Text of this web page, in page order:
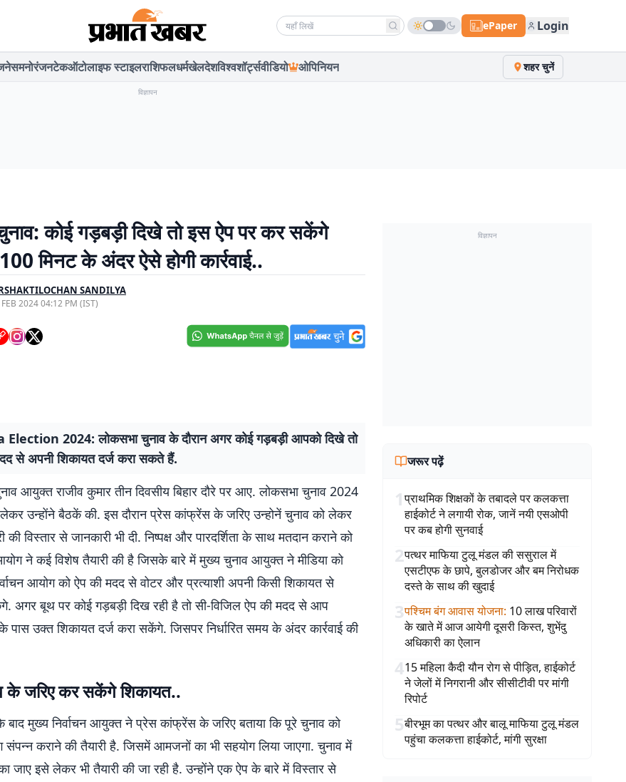
Search news ePaper Login
मनोरंजनटेकऑटोलाइफ स्टाइलराशिफलधर्मखेलदेशविश्वशॉर्ट्सवीडियो ओपिनियन शहर चुनें
विज्ञापन
कोई गड़बड़ी दिखे तो इस ऐप पर कर सकेंगे
मिनट के अंदर ऐसे होगी कार्रवाई..
SANDILYA
FEB 2024 04:12 PM (IST)
2024: लोकसभा चुनाव के दौरान अगर कोई गड़बड़ी आपको दिखे तो
से अपनी शिकायत दर्ज करा सकते हैं.
आयुक्त राजीव कुमार तीन दिवसीय बिहार दौरे पर आए. लोकसभा चुनाव 2024
लेकर उन्होंने बैठकें की. इस दौरान प्रेस कांफ्रेंस के जरिए उन्होनें चुनाव को लेकर
की विस्तार से जानकारी भी दी. निष्पक्ष और पारदर्शिता के साथ मतदान कराने को
ने कई विशेष तैयारी की है जिसके बारे में मुख्य चुनाव आयुक्त ने मीडिया को
आयोग को ऐप की मदद से वोटर और प्रत्याशी अपनी किसी शिकायत से
अगर बूथ पर कोई गड़बड़ी दिख रही है तो सी-विजिल ऐप की मदद से आप
पास उक्त शिकायत दर्ज करा सकेंगे. जिसपर निर्धारित समय के अंदर कार्रवाई की
के जरिए कर सकेंगे शिकायत..
बाद मुख्य निर्वाचन आयुक्त ने प्रेस कांफ्रेंस के जरिए बताया कि पूरे चुनाव को
संपन्न कराने की तैयारी है. जिसमें आमजनों का भी सहयोग लिया जाएगा. चुनाव में
जाए इसे लेकर भी तैयारी की जा रही है. उन्होंने एक ऐप के बारे में विस्तार से
विज्ञापन
जरूर पढ़ें
1प्राथमिक शिक्षकों के तबादले पर कलकत्ता
हाईकोर्ट ने लगायी रोक, जानें नयी एसओपी
पर कब होगी सुनवाई
2पत्थर माफिया टुलू मंडल की ससुराल में
एसटीएफ के छापे, बुलडोजर और बम निरोधक
दस्ते के साथ की खुदाई
3पश्चिम बंग आवास योजना: 10 लाख परिवारों
के खाते में आज आयेगी दूसरी किस्त, शुभेंदु
अधिकारी का ऐलान
415 महिला कैदी यौन रोग से पीड़ित, हाईकोर्ट
ने जेलों में निगरानी और सीसीटीवी पर मांगी
रिपोर्ट
5बीरभूम का पत्थर और बालू माफिया टुलू मंडल
पहुंचा कलकत्ता हाईकोर्ट, मांगी सुरक्षा